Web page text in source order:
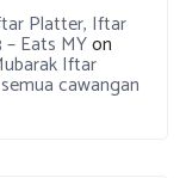
Platter, Iftar
Eats MYon
Iftar
cawangan